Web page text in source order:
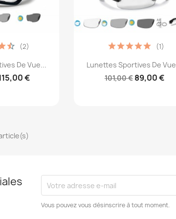
rapide
De Vue...
€
(2)
Aperçu rapide
Lunettes Sportives De
101,00 € 89,00 €
(1)
Vous pouvez vous désinscrire à tout moment.